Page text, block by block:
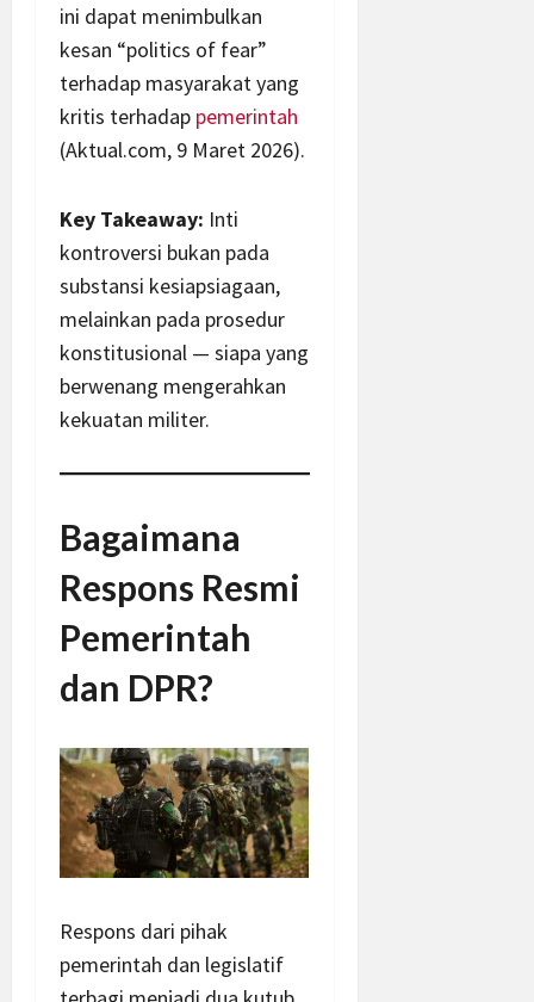
ini dapat menimbulkan
kesan “politics of fear”
terhadap masyarakat yang
kritis terhadap pemerintah
(Aktual.com, 9 Maret 2026).
Key Takeaway: Inti
kontroversi bukan pada
substansi kesiapsiagaan,
melainkan pada prosedur
konstitusional — siapa yang
berwenang mengerahkan
kekuatan militer.
Bagaimana
Respons Resmi
Pemerintah
dan DPR?
Respons dari pihak
pemerintah dan legislatif